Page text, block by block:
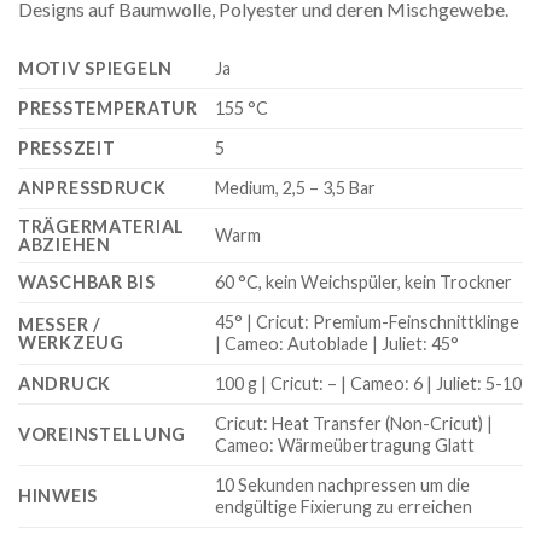
Designs auf Baumwolle, Polyester und deren Mischgewebe.
MOTIV SPIEGELN
Ja
PRESSTEMPERATUR
155 °C
PRESSZEIT
5
ANPRESSDRUCK
Medium, 2,5 – 3,5 Bar
TRÄGERMATERIAL
ABZIEHEN
Warm
WASCHBAR BIS 60 °C, kein Weichspüler, kein Trockner
MESSER /
WERKZEUG
45° | Cricut: Premium-Feinschnittklinge
| Cameo: Autoblade | Juliet: 45°
ANDRUCK
100 g | Cricut: – | Cameo: 6 | Juliet: 5-10
VOREINSTELLUNG
Cricut: Heat Transfer (Non-Cricut) |
Cameo: Wärmeübertragung Glatt
HINWEIS
10 Sekunden nachpressen um die
endgültige Fixierung zu erreichen